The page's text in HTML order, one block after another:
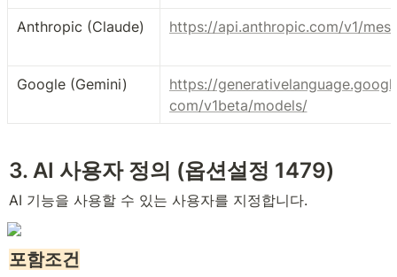
Anthropic (Claude) https://api.anthropic.com/v1/
Google (Gemini)
https://
com/v1beta/models/
3. AI 사용자 정의 (옵션설정 1479)
AI 기능을 사용할 수 있는 사용자를 지정합니다.
포함조건